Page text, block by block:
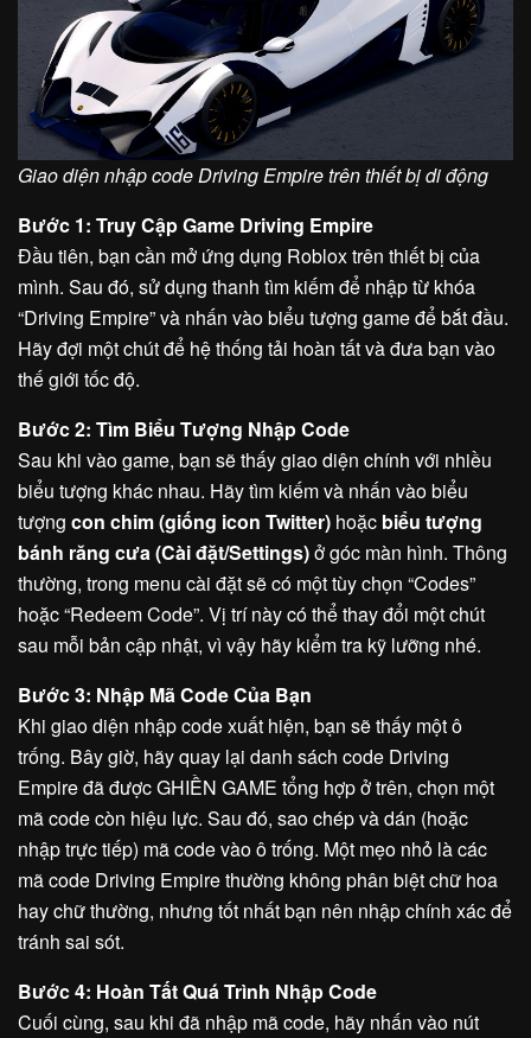
Giao diện nhập code Driving Empire trên thiết bị di động
Bước 1: Truy Cập Game Driving Empire
Đầu tiên, bạn cần mở ứng dụng Roblox trên thiết bị của
mình. Sau đó, sử dụng thanh tìm kiếm để nhập từ khóa
“Driving Empire” và nhấn vào biểu tượng game để bắt đầu.
Hãy đợi một chút để hệ thống tải hoàn tất và đưa bạn vào
thế giới tốc độ.
Bước 2: Tìm Biểu Tượng Nhập Code
Sau khi vào game, bạn sẽ thấy giao diện chính với nhiều
biểu tượng khác nhau. Hãy tìm kiếm và nhấn vào biểu
tượng con chim (giống icon Twitter) hoặc biểu tượng
bánh răng cưa (Cài đặt/Settings)ở góc màn hình. Thông
thường, trong menu cài đặt sẽ có một tùy chọn “Codes”
hoặc “Redeem Code”. Vị trí này có thể thay đổi một chút
sau mỗi bản cập nhật, vì vậy hãy kiểm tra kỹ lưỡng nhé.
Bước 3: Nhập Mã Code Của Bạn
Khi giao diện nhập code xuất hiện, bạn sẽ thấy một ô
trống. Bây giờ, hãy quay lại danh sách code Driving
Empire đã được GHIỀN GAME tổng hợp ở trên, chọn một
mã code còn hiệu lực. Sau đó, sao chép và dán (hoặc
nhập trực tiếp) mã code vào ô trống. Một mẹo nhỏ là các
mã code Driving Empire thường không phân biệt chữ hoa
hay chữ thường, nhưng tốt nhất bạn nên nhập chính xác để
tránh sai sót.
Bước 4: Hoàn Tất Quá Trình Nhập Code
Cuối cùng, sau khi đã nhập mã code, hãy nhấn vào nút